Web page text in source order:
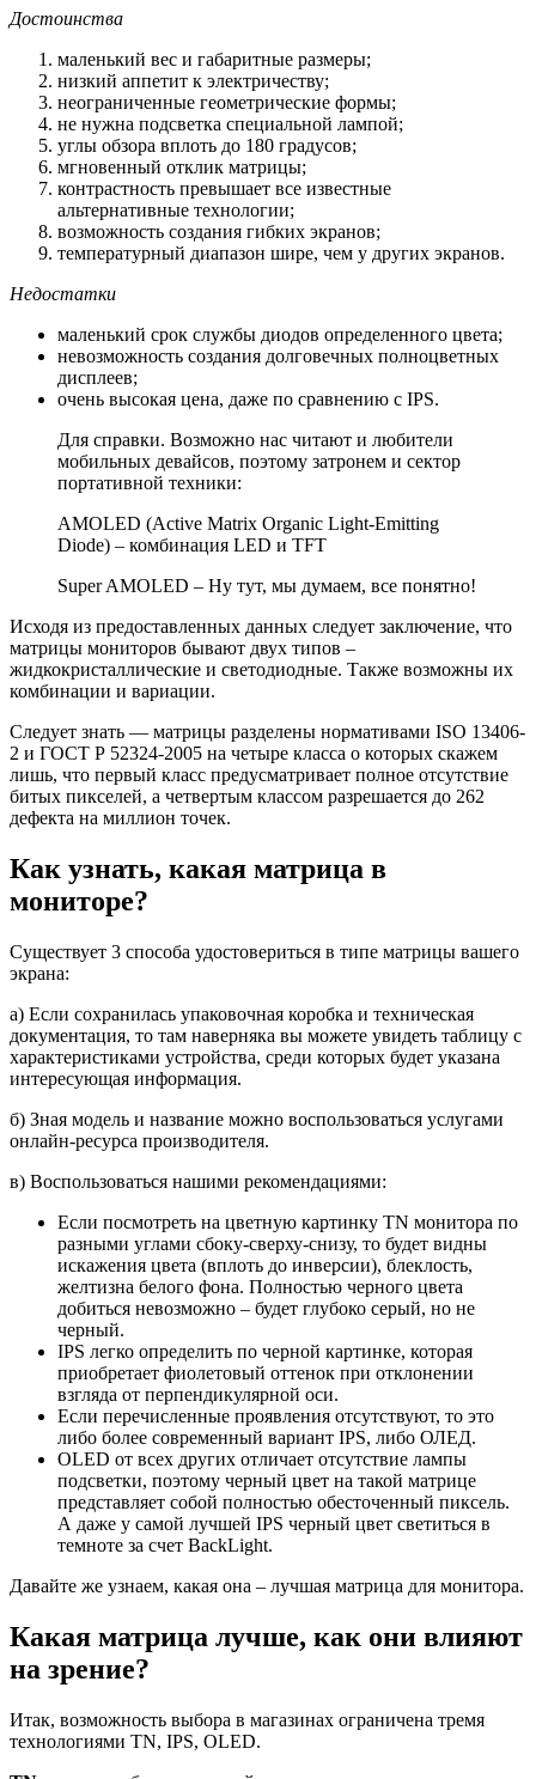
Достоинства
маленький вес и габаритные размеры;
низкий аппетит к электричеству;
неограниченные геометрические формы;
не нужна подсветка специальной лампой;
углы обзора вплоть до 180 градусов;
мгновенный отклик матрицы;
контрастность превышает все известные
альтернативные технологии;
возможность создания гибких экранов;
температурный диапазон шире, чем у других экранов.
Недостатки
маленький срок службы диодов определенного цвета;
невозможность создания долговечных полноцветных
дисплеев;
очень высокая цена, даже по сравнению с IPS.
Для справки. Возможно нас читают и любители
мобильных девайсов, поэтому затронем и сектор
портативной техники:
AMOLED (Active Matrix Organic Light-Emitting
Diode) – комбинация LED и TFT
Super AMOLED – Ну тут, мы думаем, все понятно!
Исходя из предоставленных данных следует заключение, что
матрицы мониторов бывают двух типов –
жидкокристаллические и светодиодные. Также возможны их
комбинации и вариации.
Следует знать — матрицы разделены нормативами ISO 13406-
2 и ГОСТ Р 52324-2005 на четыре класса о которых скажем
лишь, что первый класс предусматривает полное отсутствие
битых пикселей, а четвертым классом разрешается до 262
дефекта на миллион точек.
Как узнать, какая матрица в
мониторе?
Существует 3 способа удостовериться в типе матрицы вашего
экрана:
а) Если сохранилась упаковочная коробка и техническая
документация, то там наверняка вы можете увидеть таблицу с
характеристиками устройства, среди которых будет указана
интересующая информация.
б) Зная модель и название можно воспользоваться услугами
онлайн-ресурса производителя.
в) Воспользоваться нашими рекомендациями:
Если посмотреть на цветную картинку TN монитора по
разными углами сбоку-сверху-снизу, то будет видны
искажения цвета (вплоть до инверсии), блеклость,
желтизна белого фона. Полностью черного цвета
добиться невозможно – будет глубоко серый, но не
черный.
IPS легко определить по черной картинке, которая
приобретает фиолетовый оттенок при отклонении
взгляда от перпендикулярной оси.
Если перечисленные проявления отсутствуют, то это
либо более современный вариант IPS, либо ОЛЕД.
OLED от всех других отличает отсутствие лампы
подсветки, поэтому черный цвет на такой матрице
представляет собой полностью обесточенный пиксель.
А даже у самой лучшей IPS черный цвет светиться в
темноте за счет BackLight.
Давайте же узнаем, какая она – лучшая матрица для монитора.
Какая матрица лучше, как они влияют
на зрение?
Итак, возможность выбора в магазинах ограничена тремя
технологиями TN, IPS, OLED.